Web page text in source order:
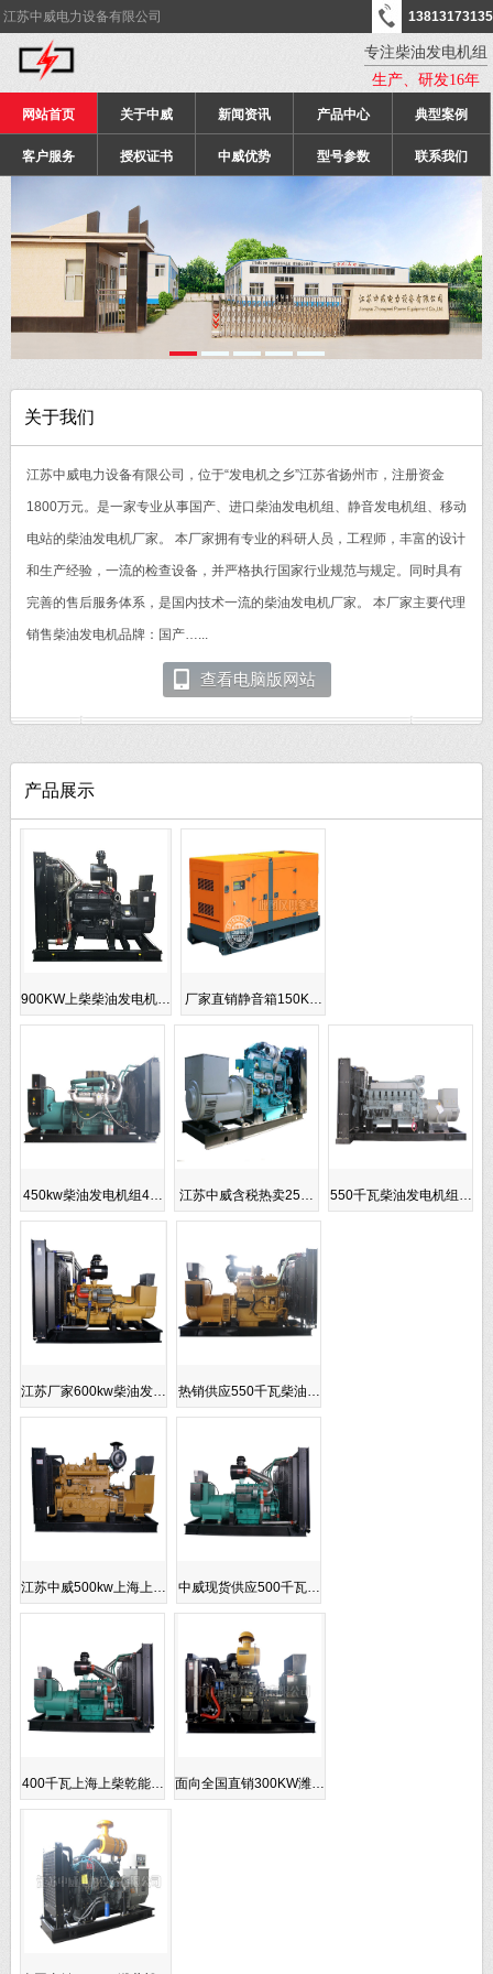
江苏中威电力设备有限公司 13813173135
专注柴油发电机组
生产、研发16年
网站首页 关于中威 新闻资讯 产品中心 典型案例
客户服务 授权证书 中威优势 型号参数 联系我们
关于我们
江苏中威电力设备有限公司，位于“发电机之乡”江苏省扬州市，注册资金
1800万元。是一家专业从事国产、进口柴油发电机组、静音发电机组、移动
电站的柴油发电机厂家。 本厂家拥有专业的科研人员，工程师，丰富的设计
和生产经验，一流的检查设备，并严格执行国家行业规范与规定。同时具有
完善的售后服务体系，是国内技术一流的柴油发电机厂家。 本厂家主要代理
销售柴油发电机品牌：国产…...
查看电脑版网站
产品展示
900KW上柴柴油发电机… 厂家直销静音箱150K…
450kw柴油发电机组4… 江苏中威含税热卖25… 550千瓦柴油发电机组…
江苏厂家600kw柴油发… 热销供应550千瓦柴油…
江苏中威500kw上海上… 中威现货供应500千瓦…
400千瓦上海上柴乾能… 面向全国直销300KW潍…